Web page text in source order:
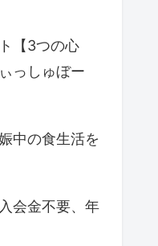
【3つの心
っしゅぼー
中の食生活を
会金不要、年